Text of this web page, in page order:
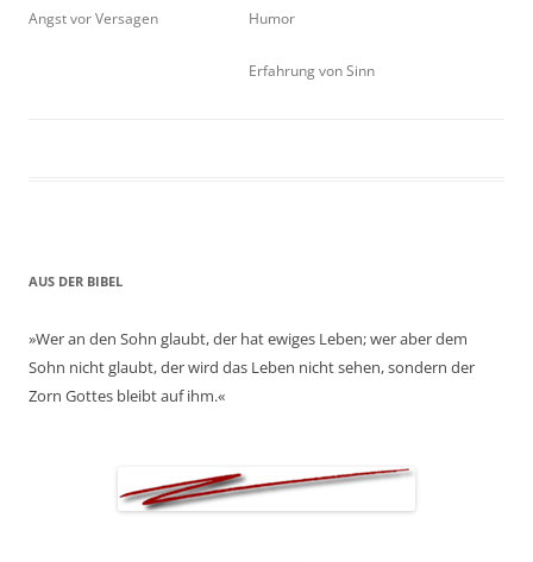
Angst vor Versagen Humor
Erfahrung von Sinn
AUS DER BIBEL
»Wer an den Sohn glaubt, der hat ewiges Leben; wer aber dem
Sohn nicht glaubt, der wird das Leben nicht sehen, sondern der
Zorn Gottes bleibt auf ihm.«